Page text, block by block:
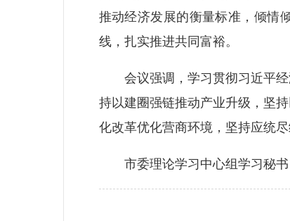
推动经济发展的衡量标准，倾情
线，扎实推进共同富裕。
会议强调，学习贯彻习近平经
持以建圈强链推动产业升级，坚
化改革优化营商环境，坚持应统
市委理论学习中心组学习秘书